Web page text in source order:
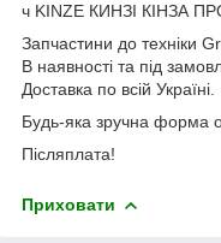
ч KINZE КИНЗІ КІНЗА
Запчастини до техніки
В наявності та під
Доставка по всій Україні.
Будь-яка зручна форма
Післяплата!
Приховати